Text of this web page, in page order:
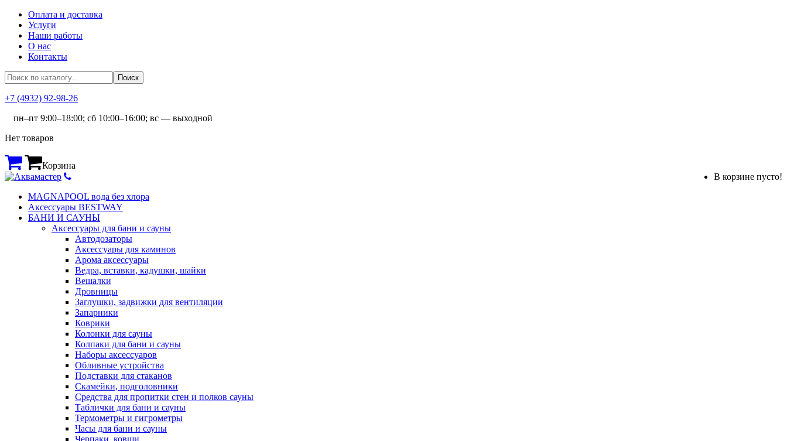
Оплата и доставка
Услуги
Наши работы
О нас
Контакты
+7 (4932) 92-98-26
пн–пт 9:00–18:00; сб 10:00–16:00; вс — выходной
Нет товаров
Корзина
В корзине пусто!
MAGNAPOOL вода без хлора
Аксессуары BESTWAY
БАНИ И САУНЫ
Аксессуары для бани и сауны
Автодозаторы
Аксессуары для каминов
Арома аксессуары
Ведра, вставки, кадушки, шайки
Вешалки
Дровницы
Заглушки, задвижки для вентиляции
Запарники
Коврики
Колонки для сауны
Колпаки для бани и сауны
Наборы аксессуаров
Обливные устройства
Подставки для стаканов
Скамейки, подголовники
Средства для пропитки стен и полков сауны
Таблички для бани и сауны
Термометры и гигрометры
Часы для бани и сауны
Черпаки, ковши